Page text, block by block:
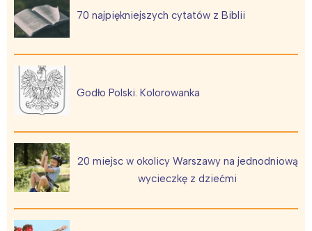
70 najpiękniejszych cytatów z Biblii
Godło Polski. Kolorowanka
20 miejsc w okolicy Warszawy na jednodniową
wycieczkę z dziećmi
Łódź
Trójmiasto
Wrocław
Południe